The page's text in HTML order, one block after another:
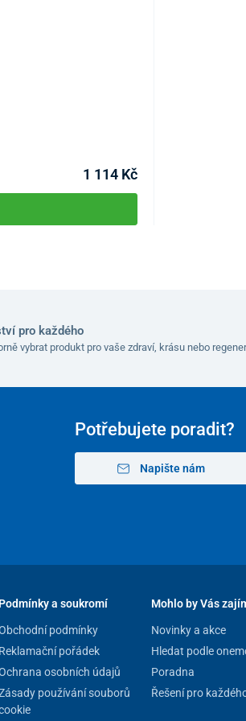
1 114 Kč
pro každého
vybrat produkt pro vaše zdraví, krásu nebo
Potřebujete poradit?
Napište nám
Podmínky a soukromí
podmínky
Reklamační pořádek
osobních údajů
používání souborů
Mohlo by Vás
Novinky a akce
Hledat podle
Poradna
Řešení pro